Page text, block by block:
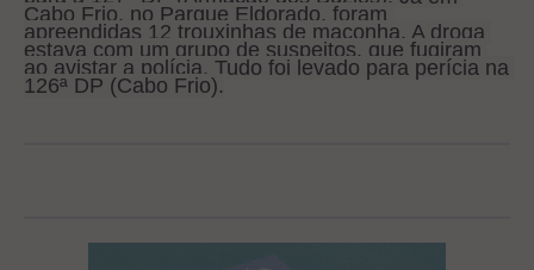
Cabo Frio, no Parque Eldorado, foram
apreendidas 12 trouxinhas de maconha. A droga
estava com um grupo de suspeitos, que fugiram
ao avistar a polícia. Tudo foi levado para perícia na
126ª DP (Cabo Frio).